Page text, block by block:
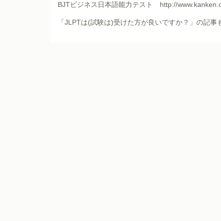
BJTビジネス日本語能力テスト http://
「JLPTは(試験は)受けた方が良いですか？」の記事